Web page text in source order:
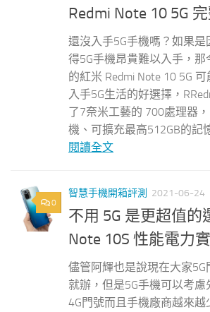
Redmi Note 10 5G
還沒入手5G手機嗎？如果
得5G手機昂貴難以入手，
的紅米 Redmi Note 10 5G
入手5G生活的好選擇，
了7奈米工藝的 700處理器
機、可擴充最高512GB的記
閱讀全文
0
智慧手機開箱評測 2021-06-24
不用 5G 是更超值的
Note 10S 性能電力
儘管阿輝也是說現在大家
就辦，但是5G手機可以考
4G門號而且手機廠商越來越